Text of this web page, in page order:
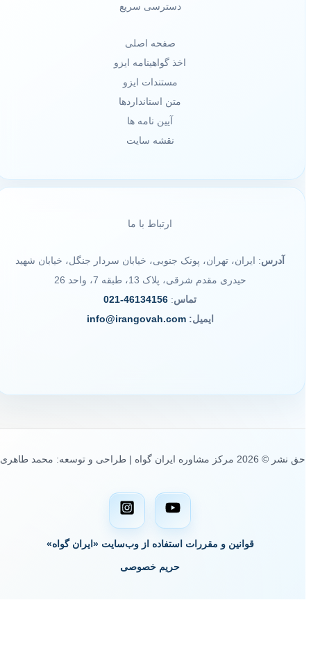
دسترسی سریع
صفحه اصلی
اخذ گواهینامه ایزو
مستندات ایزو
متن استانداردها
آیین نامه ها
نقشه سایت
ارتباط با ما
آدرس: ایران، تهران، پونک جنوبی، خیابان سردار جنگل، خیابان شهید
حیدری مقدم شرقی، پلاک 13، طبقه 7، واحد 26
تماس:
46134156-021
ایمیل: info@irangovah.com
حق نشر © 2026 مرکز مشاوره ایران گواه | طراحی و توسعه: محمد طاهری
قوانین و مقررات استفاده از وب‌سایت «ایران گواه»
حریم خصوصی